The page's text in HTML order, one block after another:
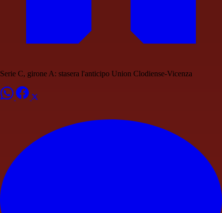
Serie C, girone A: stasera l'anticipo Union Clodiense-Vicenza